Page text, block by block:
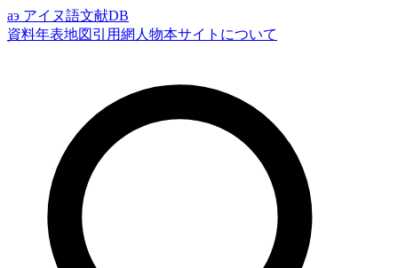
аэ アイヌ語文献DB
資料年表地図 引用網 人物本サイトについて